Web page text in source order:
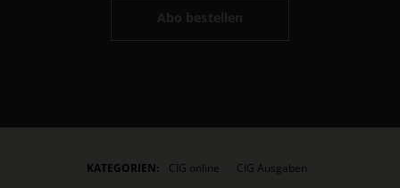
Abo bestellen
KATEGORIEN: CIG online CIG Ausgaben